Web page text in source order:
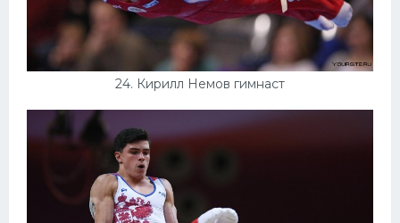
24. Кирилл Немов гимнаст